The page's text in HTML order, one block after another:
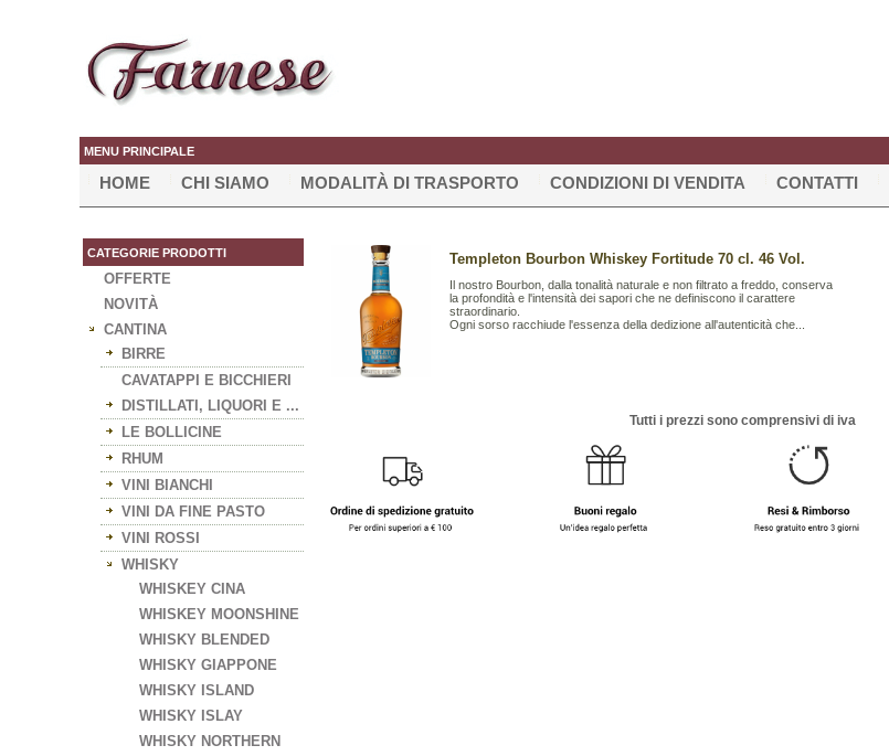
MENU PRINCIPALE
HOME CHI SIAMO MODALITÀ DI TRASPORTO CONDIZIONI DI VENDITA CONTATTI
CATEGORIE PRODOTTI
OFFERTE
NOVITÀ
CANTINA
BIRRE
CAVATAPPI E BICCHIERI
DISTILLATI, LIQUORI E ...
LE BOLLICINE
RHUM
VINI BIANCHI
VINI DA FINE PASTO
VINI ROSSI
WHISKY
WHISKEY CINA
WHISKEY MOONSHINE
WHISKY BLENDED
WHISKY GIAPPONE
WHISKY ISLAND
WHISKY ISLAY
WHISKY NORTHERN
Templeton Bourbon Whiskey Fortitude 70 cl. 46 Vol.
Il nostro Bourbon, dalla tonalità naturale e non filtrato a freddo, conserva
la profondità e l'intensità dei sapori che ne definiscono il carattere
straordinario.
Ogni sorso racchiude l'essenza della dedizione all'autenticità che...
Tutti i prezzi sono comprensivi di iva